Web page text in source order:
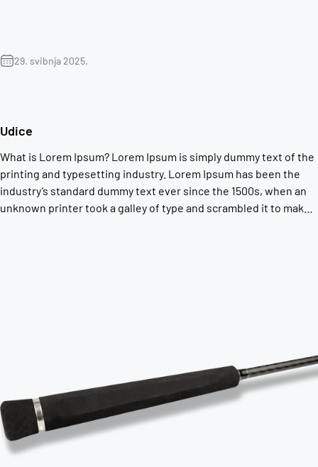
29. svibnja 2025.
Udice
What is Lorem Ipsum? Lorem Ipsum is simply dummy text of the
printing and typesetting industry. Lorem Ipsum has been the
industry’s standard dummy text ever since the 1500s, when an
unknown printer took a galley of type and scrambled it to make a